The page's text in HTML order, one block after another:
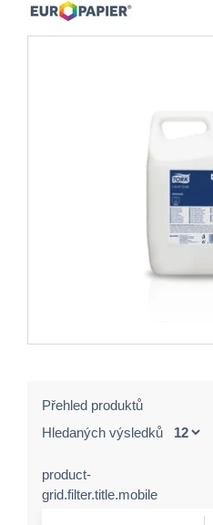
Přehled produktů
Hledaných výsledků
product-
grid.filter.title.mobile